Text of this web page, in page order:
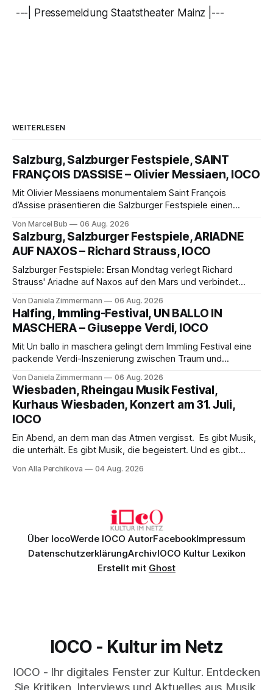
---| Pressemeldung Staatstheater Mainz |---
WEITERLESEN
Salzburg, Salzburger Festspiele, SAINT
FRANÇOIS D’ASSISE – Olivier Messiaen, IOCO
Mit Olivier Messiaens monumentalem Saint François
d’Assise präsentieren die Salzburger Festspiele einen
eine bildgewaltige Inszenierung, Maxime Pascal entfaltet
die komplexe Partitur eindrucksvoll, Philippe Sly berührt als
Franziskus.
Von Marcel Bub 06 Aug. 2026
Salzburg, Salzburger Festspiele, ARIADNE
AUF NAXOS – Richard Strauss, IOCO
Salzburger Festspiele: Ersan Mondtag verlegt Richard
Strauss' Ariadne auf Naxos auf den Mars und verbindet
Aufführung mit starken Solisten und den Wiener
Philharmonikern, szenisch bleibt der zweite Akt jedoch
hinter den Erwartungen zurück.
Von Daniela Zimmermann 06 Aug. 2026
Halfing, Immling-Festival, UN BALLO IN
MASCHERA – Giuseppe Verdi, IOCO
Mit Un ballo in maschera gelingt dem Immling Festival eine
packende Verdi-Inszenierung zwischen Traum und
psychologische Tiefe mit starken Bildern, getragen von
einem spielfreudigen Ensemble und einer musikalisch
überzeugenden Gesamtleistung.
Von Daniela Zimmermann 06 Aug. 2026
Wiesbaden, Rheingau Musik Festival,
Kurhaus Wiesbaden, Konzert am 31. Juli,
IOCO
Ein Abend, an dem man das Atmen vergisst. Es gibt Musik,
die unterhält. Es gibt Musik, die begeistert. Und es gibt
Genau so war der Abend im Kurhaus Wiesbaden, an dem
Von Alla Perchikova 04 Aug. 2026
Über IocoWerde IOCO AutorFacebookImpressum
DatenschutzerklärungArchivIOCO Kultur Lexikon
Erstellt mit Ghost
IOCO - Kultur im Netz
IOCO - Ihr digitales Fenster zur Kultur. Entdecken
Sie Kritiken, Interviews und Aktuelles aus Musik,